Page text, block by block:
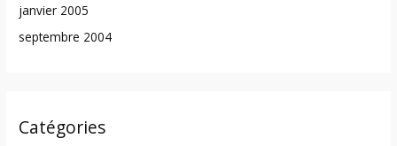
janvier 2005
septembre 2004
Catégories